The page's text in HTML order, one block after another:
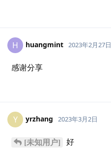
H huangmint 2023年2月27日
感谢分享
Y yrzhang 2023年3月2日
[未知用户] 好